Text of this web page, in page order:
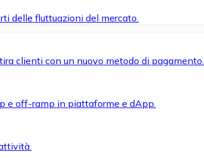
delle fluttuazioni del mercato.
clienti con un nuovo metodo di pagamento.
e off-ramp in piattaforme e dApp.